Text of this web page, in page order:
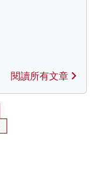
閱讀所有文章